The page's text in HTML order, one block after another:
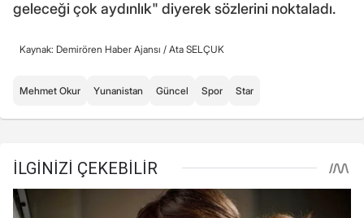
geleceği çok aydınlık" diyerek sözlerini noktaladı.
Kaynak: Demirören Haber Ajansı / Ata SELÇUK
Mehmet Okur Yunanistan Güncel Spor Star